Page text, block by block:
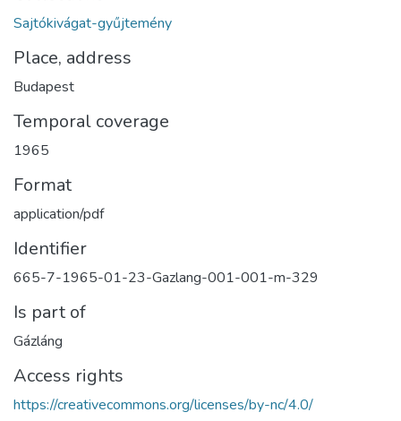
Sajtókivágat-gyűjtemény
Place, address
Budapest
Temporal coverage
1965
Format
application/pdf
Identifier
665-7-1965-01-23-Gazlang-001-001-m-329
Is part of
Gázláng
Access rights
https://creativecommons.org/licenses/by-nc/4.0/